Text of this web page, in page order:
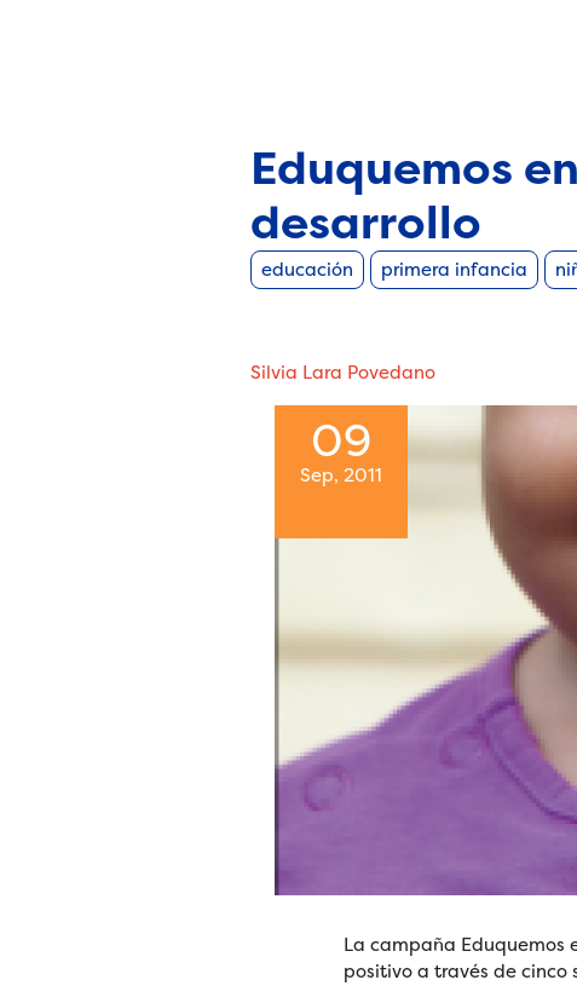
Eduquemos
desarrollo
educación primera infancia
Silvia Lara Povedano
09
Sep, 2011
La campaña Eduquemos
positivo a través de cinco